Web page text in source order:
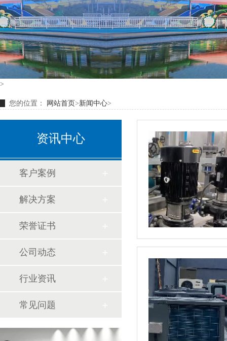
>
您的位置： 网站首页>新闻中心>
资讯中心
客户案例
解决方案
荣誉证书
公司动态
行业资讯
常见问题